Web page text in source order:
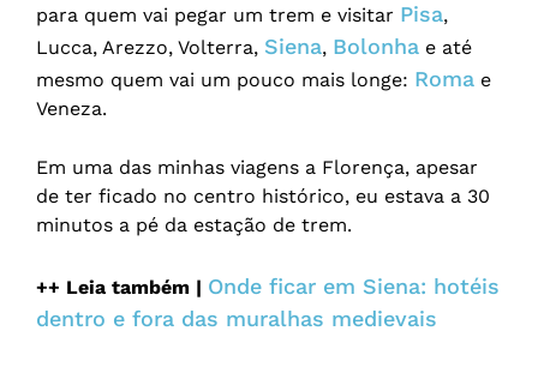
para quem vai pegar um trem e visitar Pisa,
Lucca, Arezzo, Volterra, Siena, Bolonha e até
mesmo quem vai um pouco mais longe: Roma e
Veneza.
Em uma das minhas viagens a Florença, apesar
de ter ficado no centro histórico, eu estava a 30
minutos a pé da estação de trem.
++ Leia também | Onde ficar em Siena: hotéis
dentro e fora das muralhas medievais